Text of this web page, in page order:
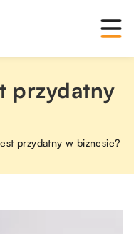
przydatny
przydatny w biznesie?